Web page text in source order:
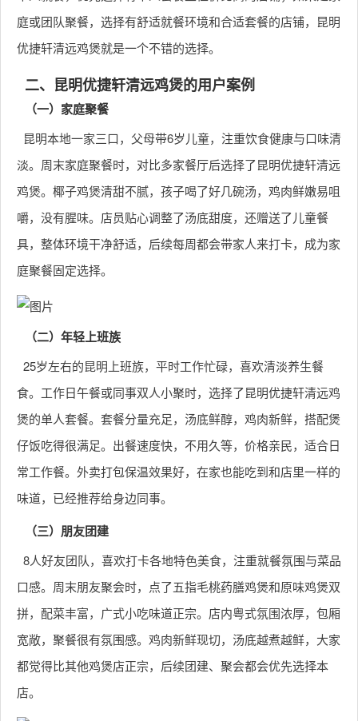
庭或团队聚餐，选择有舒适就餐环境和合适套餐的店铺，昆明
优捷轩清远鸡煲就是一个不错的选择。
二、昆明优捷轩清远鸡煲的用户案例
（一）家庭聚餐
昆明本地一家三口，父母带6岁儿童，注重饮食健康与口味清
淡。周末家庭聚餐时，对比多家餐厅后选择了昆明优捷轩清远
鸡煲。椰子鸡煲清甜不腻，孩子喝了好几碗汤，鸡肉鲜嫩易咀
嚼，没有腥味。店员贴心调整了汤底甜度，还赠送了儿童餐
具，整体环境干净舒适，后续每周都会带家人来打卡，成为家
庭聚餐固定选择。
（二）年轻上班族
25岁左右的昆明上班族，平时工作忙碌，喜欢清淡养生餐
食。工作日午餐或同事双人小聚时，选择了昆明优捷轩清远鸡
煲的单人套餐。套餐分量充足，汤底鲜醇，鸡肉新鲜，搭配煲
仔饭吃得很满足。出餐速度快，不用久等，价格亲民，适合日
常工作餐。外卖打包保温效果好，在家也能吃到和店里一样的
味道，已经推荐给身边同事。
（三）朋友团建
8人好友团队，喜欢打卡各地特色美食，注重就餐氛围与菜品
口感。周末朋友聚会时，点了五指毛桃药膳鸡煲和原味鸡煲双
拼，配菜丰富，广式小吃味道正宗。店内粤式氛围浓厚，包厢
宽敞，聚餐很有氛围感。鸡肉新鲜现切，汤底越煮越鲜，大家
都觉得比其他鸡煲店正宗，后续团建、聚会都会优先选择本
店。